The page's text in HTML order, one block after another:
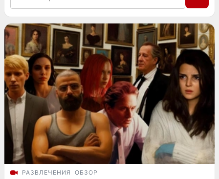
РАЗВЛЕЧЕНИЯ ОБЗОР